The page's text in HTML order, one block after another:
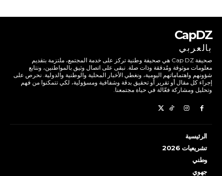
CapDZ
بالعربي
صحيفة Cap DZ هي صحيفة وطنية تركز على خدمة المجتمع، ملتزمة بتقديم
معلومات موثوقة ومُدققة وذات صلة. نبقى على اتصال وثيق بالمواطنين، ونتابع
شؤونهم واهتماماتهم اليومية، ونغطي الأخبار المحلية والوطنية والدولية. نحرص على
إجراء كل مقال أو تقرير أو تحقيق بدقة وشفافية ومسؤولية، لكي تتمكنوا من فهم
وتحليل ومشاركة فعّالة في حياة مجتمعنا.
الرئيسية
تشريعيات 2026
وطني
جهوي